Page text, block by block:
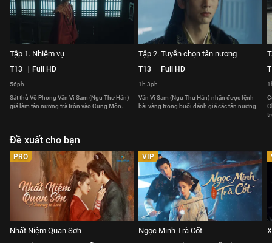
Tập 1. Nhiệm vụ
T13 Full HD
56ph
Sát thủ Vô Phong Vân Vi Sam (Ngu Thư Hân)
giả làm tân nương trà trộn vào Cung Môn.
Tập 2. Tuyển chọn tân nương
T13 Full HD
1h 3ph
Vân Vi Sam (Ngu Thư Hân) nhận được lệnh
bài vàng trong buổi đánh giá các tân nương.
Đề xuất cho bạn
PRO
Nhất Niệm Quan Sơn
VIP
Ngọc Minh Trà Cốt